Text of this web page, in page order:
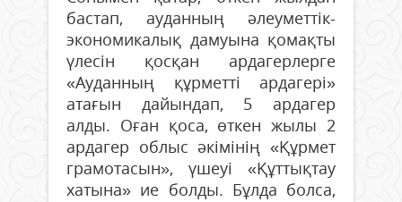
бастап, ауданның әлеуметтік-
экономикалық дамуына қомақты
үлесін қосқан ардагерлерге
«Ауданның құрметті ардагері»
атағын дайындап, 5 ардагер
алды. Оған қоса, өткен жылы 2
ардагер облыс әкімінің «Құрмет
грамотасын», үшеуі «Құттықтау
хатына» ие болды. Бұлда болса,